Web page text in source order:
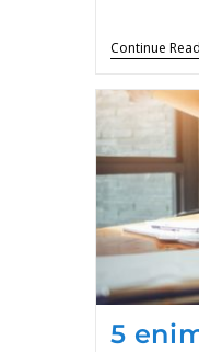
Continue
5